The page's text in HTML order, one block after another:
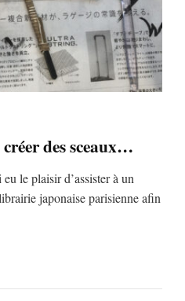
des sceaux…
le plaisir d’assister à un
japonaise parisienne afin